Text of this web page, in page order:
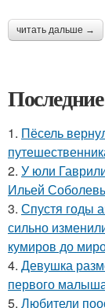
читать дальше →
1. Пёсель
2. У юли
Ильей
3. Спустя годы
сильно
кумиров до
4. Девушка
первого
5. Любители